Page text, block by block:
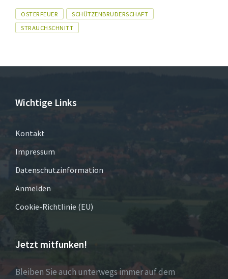
Tags
OSTERFEUER
SCHÜTZENBRUDERSCHAFT
STRAUCHSCHNITT
Wichtige Links
Kontakt
Impressum
Datenschutzinformation
Anmelden
Cookie-Richtlinie (EU)
Jetzt mitfunken!
Bleiben Sie auch unterwegs immer auf dem